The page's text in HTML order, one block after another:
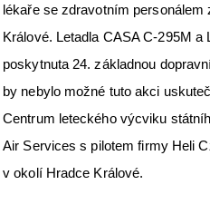
lékaře se zdravotním
Králové. Letadla CASA C-295M
poskytnuta 24. základnou
by nebylo možné tuto akci
Centrum leteckého výcviku
Air Services s pilotem firmy Heli
v okolí Hradce Králové.